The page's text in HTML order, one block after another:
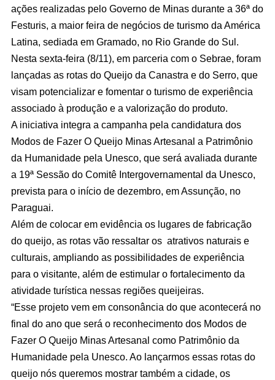
ações realizadas pelo Governo de Minas durante a 36ª do
Festuris, a maior feira de negócios de turismo da América
Latina, sediada em Gramado, no Rio Grande do Sul.
Nesta sexta-feira (8/11), em parceria com o Sebrae, foram
lançadas as rotas do Queijo da Canastra e do Serro, que
visam potencializar e fomentar o turismo de experiência
associado à produção e a valorização do produto.
A iniciativa integra a campanha pela candidatura dos
Modos de Fazer O Queijo Minas Artesanal a Patrimônio
da Humanidade pela Unesco, que será avaliada durante
a 19ª Sessão do Comitê Intergovernamental da Unesco,
prevista para o início de dezembro, em Assunção, no
Paraguai.
Além de colocar em evidência os lugares de fabricação
do queijo, as rotas vão ressaltar os atrativos naturais e
culturais, ampliando as possibilidades de experiência
para o visitante, além de estimular o fortalecimento da
atividade turística nessas regiões queijeiras.
“Esse projeto vem em consonância do que acontecerá no
final do ano que será o reconhecimento dos Modos de
Fazer O Queijo Minas Artesanal como Patrimônio da
Humanidade pela Unesco. Ao lançarmos essas rotas do
queijo nós queremos mostrar também a cidade, os